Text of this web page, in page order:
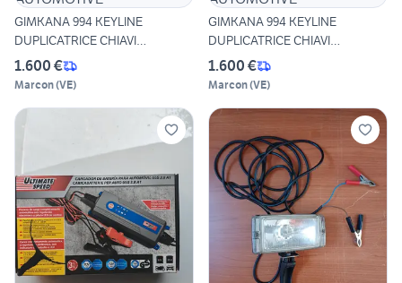
GIMKANA 994 KEYLINE
DUPLICATRICE CHIAVI
AUTOMOTIVE
1.600 €
Marcon(VE)
GIMKANA 994 KEYLINE
DUPLICATRICE CHIAVI
AUTOMOTIVE
1.600 €
Marcon(VE)